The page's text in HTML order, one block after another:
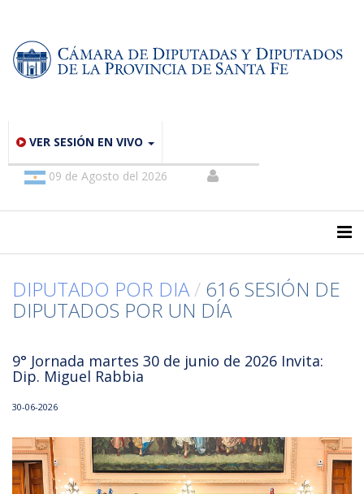
VER SESIÓN EN VIVO
09 de Agosto del 2026
DIPUTADO POR DIA/ 616 SESIÓN DE
DIPUTADOS POR UN DÍA
9° Jornada martes 30 de junio de 2026 Invita:
Dip. Miguel Rabbia
30-06-2026